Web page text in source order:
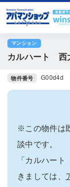
マンション
カルハート 西
物件番号 G00d4d
※この物件は
談中です。
「カルハー
きましては、